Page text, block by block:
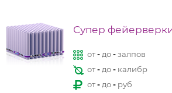
Супер
от- до-залпов
от- до- калибр
от- до- руб